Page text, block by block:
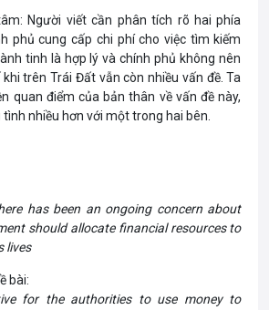
Người viết cần phân tích rõ hai phía
phủ cung cấp chi phí cho việc tìm kiếm
tinh là hợp lý và chính phủ không nên
khi trên Trái Đất vẫn còn nhiều vấn đề. Ta
quan điểm của bản thân về vấn đề này,
nhiều hơn với một trong hai bên.
has been an ongoing concern about
should allocate financial resources to
lives
bài:
for the authorities to use money to